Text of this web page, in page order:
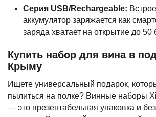
Серия USB/Rechargeable:
аккумулятор заряжается как
заряда хватает на открытие до 50
Купить набор для вина в
Крыму
Ищете универсальный подарок,
пылиться на полке? Винные наборы
— это презентабельная упаковка и